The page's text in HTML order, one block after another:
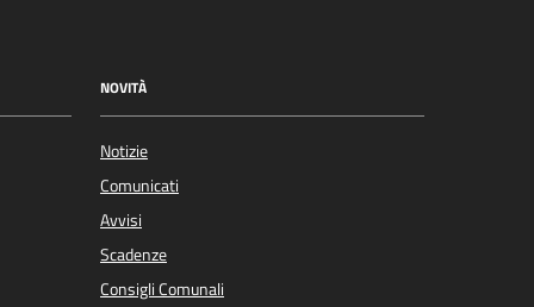
NOVITÀ
Notizie
Comunicati
Avvisi
Scadenze
Consigli Comunali